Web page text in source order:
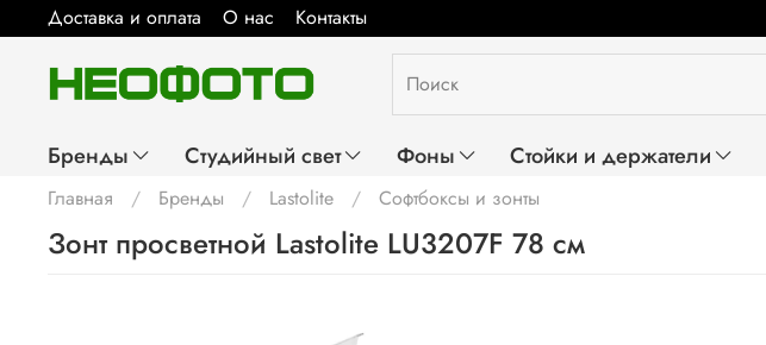
Доставка и оплата О нас Контакты
Бренды Студийный свет Фоны Стойки и держатели
Главная Бренды Lastolite Софтбоксы и зонты
Зонт просветной Lastolite LU3207F 78 см